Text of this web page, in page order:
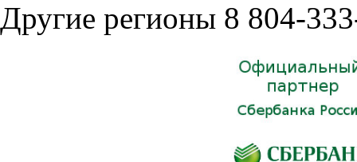
Другие регионы 8 804-